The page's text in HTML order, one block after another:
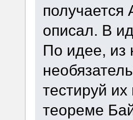
получается
описал. В
По идее, из
тестируй
теореме